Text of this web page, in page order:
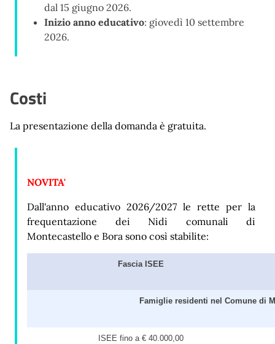
dal 15 giugno 2026.
Inizio anno educativo: giovedì 10 settembre
2026.
Costi
La presentazione della domanda è gratuita.
NOVITA'
Dall'anno educativo 2026/2027 le rette per la
frequentazione dei Nidi comunali di
Montecastello e Bora sono così stabilite:
Fascia ISEE
Famiglie residenti nel Comune di
ISEE fino a € 40.000,00